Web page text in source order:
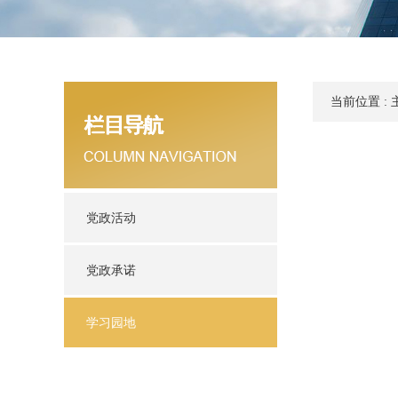
党政活动
党政承诺
学习园地
当前位置 :